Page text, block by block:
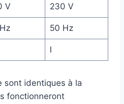
V 230 V
50 Hz
I
sont identiques à la
fonctionneront